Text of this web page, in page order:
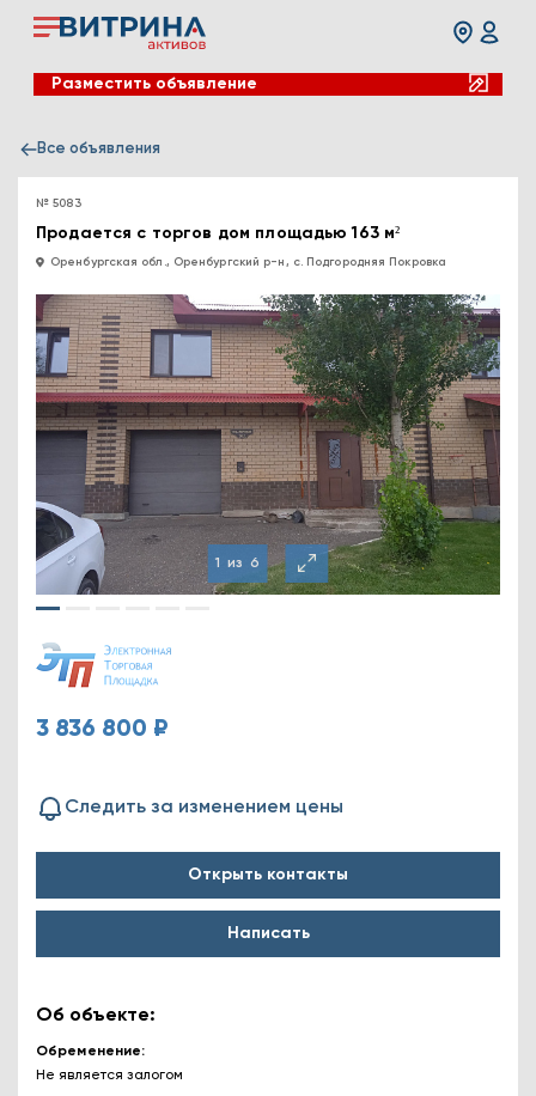
Разместить объявление
Все объявления
№ 5083
Продается с торгов дом площадью 163 м²
Оренбургская обл., Оренбургский р-н, с. Подгородняя Покровка
1 из6
3 836 800 ₽
Следить за изменением цены
Открыть контакты
Написать
Об объекте:
Обременение
Не является залогом